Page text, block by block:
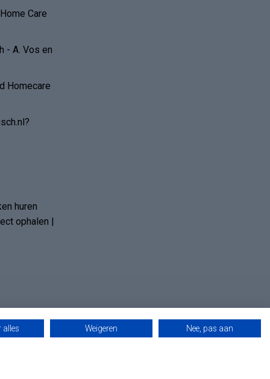
Care
- A. Vos en
Homecare
huren
ophalen |
alles Weigeren Nee, pas aan